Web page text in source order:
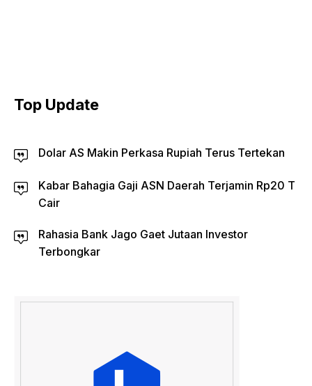
Top Update
Dolar AS Makin Perkasa Rupiah Terus Tertekan
Kabar Bahagia Gaji ASN Daerah Terjamin Rp20 T
Cair
Rahasia Bank Jago Gaet Jutaan Investor
Terbongkar